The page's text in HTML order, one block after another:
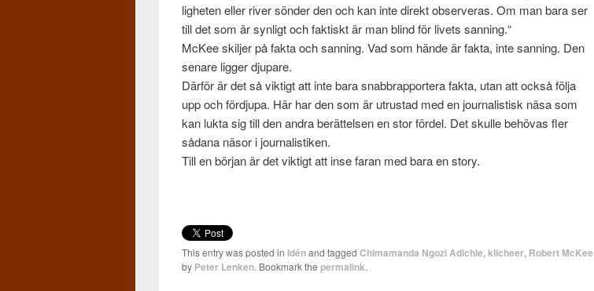
ligheten eller river sön­der den och kan inte direkt observeras. Om man bara ser
till det som är syn­ligt och fak­tiskt är man blind för livets san­ning.“
McKee skil­jer på fakta och san­ning. Vad som hände är fakta, inte san­ning. Den
senare lig­ger dju­pare.
Där­för är det så vik­tigt att inte bara snab­brap­portera fakta, utan att också följa
upp och förd­jupa. Här har den som är utrustad med en jour­nal­is­tisk näsa som
kan lukta sig till den andra berät­telsen en stor fördel. Det skulle behö­vas fler
sådana näsor i jour­nal­is­tiken.
Till en bör­jan är det vik­tigt att inse faran med bara en story.
This entry was posted in Idénand taggedChimamanda Ngozi Adichie,klicheer, Robert McKee
by Peter Lenken. Bookmark thepermalink.